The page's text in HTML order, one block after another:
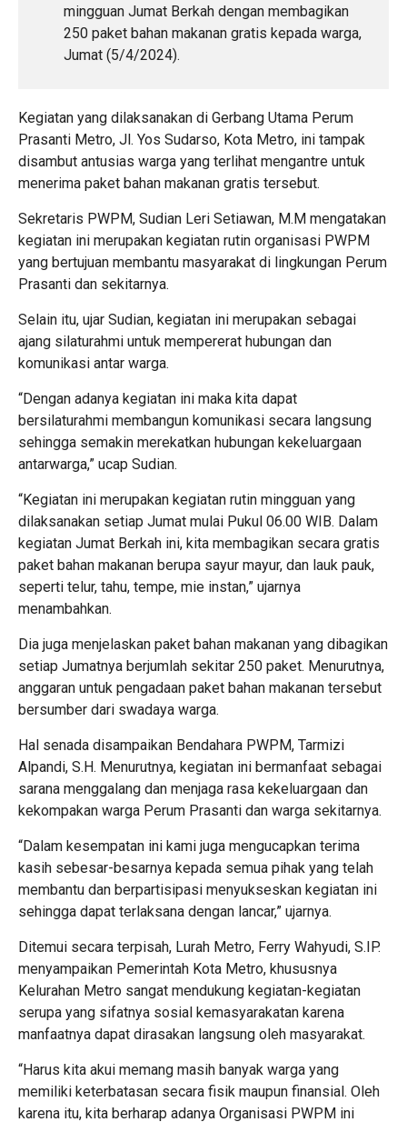
mingguan Jumat Berkah dengan membagikan
250 paket bahan makanan gratis kepada warga,
Jumat (5/4/2024).
Kegiatan yang dilaksanakan di Gerbang Utama Perum
Prasanti Metro, Jl. Yos Sudarso, Kota Metro, ini tampak
disambut antusias warga yang terlihat mengantre untuk
menerima paket bahan makanan gratis tersebut.
Sekretaris PWPM, Sudian Leri Setiawan, M.M mengatakan
kegiatan ini merupakan kegiatan rutin organisasi PWPM
yang bertujuan membantu masyarakat di lingkungan Perum
Prasanti dan sekitarnya.
Selain itu, ujar Sudian, kegiatan ini merupakan sebagai
ajang silaturahmi untuk mempererat hubungan dan
komunikasi antar warga.
“Dengan adanya kegiatan ini maka kita dapat
bersilaturahmi membangun komunikasi secara langsung
sehingga semakin merekatkan hubungan kekeluargaan
antarwarga,” ucap Sudian.
“Kegiatan ini merupakan kegiatan rutin mingguan yang
dilaksanakan setiap Jumat mulai Pukul 06.00 WIB. Dalam
kegiatan Jumat Berkah ini, kita membagikan secara gratis
paket bahan makanan berupa sayur mayur, dan lauk pauk,
seperti telur, tahu, tempe, mie instan,” ujarnya
menambahkan.
Dia juga menjelaskan paket bahan makanan yang dibagikan
setiap Jumatnya berjumlah sekitar 250 paket. Menurutnya,
anggaran untuk pengadaan paket bahan makanan tersebut
bersumber dari swadaya warga.
Hal senada disampaikan Bendahara PWPM, Tarmizi
Alpandi, S.H. Menurutnya, kegiatan ini bermanfaat sebagai
sarana menggalang dan menjaga rasa kekeluargaan dan
kekompakan warga Perum Prasanti dan warga sekitarnya.
“Dalam kesempatan ini kami juga mengucapkan terima
kasih sebesar-besarnya kepada semua pihak yang telah
membantu dan berpartisipasi menyukseskan kegiatan ini
sehingga dapat terlaksana dengan lancar,” ujarnya.
Ditemui secara terpisah, Lurah Metro, Ferry Wahyudi, S.IP.
menyampaikan Pemerintah Kota Metro, khususnya
Kelurahan Metro sangat mendukung kegiatan-kegiatan
serupa yang sifatnya sosial kemasyarakatan karena
manfaatnya dapat dirasakan langsung oleh masyarakat.
“Harus kita akui memang masih banyak warga yang
memiliki keterbatasan secara fisik maupun finansial. Oleh
karena itu, kita berharap adanya Organisasi PWPM ini